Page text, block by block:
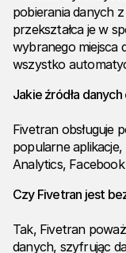
pobierania danych
przekształca je w
wybranego miejsca
wszystko
Jakie źródła
Fivetran obsługuje
popularne
Analytics,
Czy Fivetran jest
Tak, Fivetran
danych, szyfrując